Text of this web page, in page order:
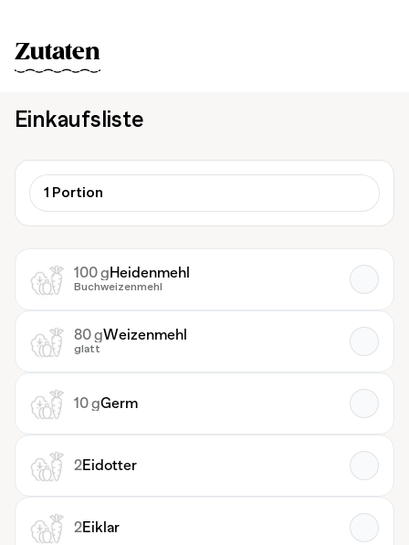
Zutaten